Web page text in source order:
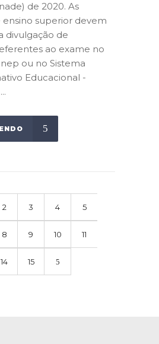
de 2020. As
ensino superior devem
divulgação de
ao exame no
ou no Sistema
Educacional -
2 3 4 5
8 9 10 11
14 15